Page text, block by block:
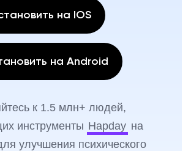
на IOS
на Android
к 1.5 млн+ людей,
инструменты Hapday на
улучшения психического